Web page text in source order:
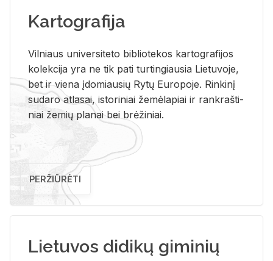
Kartografija
Vil­niaus uni­ver­si­te­to bi­b­lio­te­kos kar­to­gra­fi­jos
ko­lek­ci­ja yra ne tik pati tur­tin­giau­sia Lie­tu­vo­je,
bet ir vie­na įdo­miau­sių Rytų Eu­ro­po­je. Rin­ki­nį
su­da­ro at­la­sai, is­to­ri­niai že­mė­la­piai ir rank­raš­ti­
niai že­mių pla­nai bei brė­ži­niai.
PERŽIŪRĖTI
Lietuvos didikų giminių